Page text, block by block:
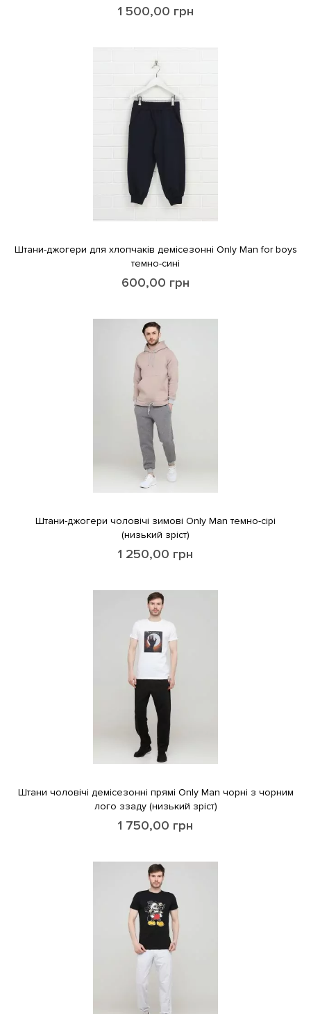
1 500,00 грн
Штани-джогери для хлопчакiв демiсезоннi Only Man for boys
темно-синi
600,00 грн
Штани-джогери чоловічі зимовi Only Man темно-сiрi
(низький зрiст)
1 250,00 грн
Штани чоловічі демісезонні прямі Only Man чорні з чорним
лого ззаду (низький зріст)
1 750,00 грн